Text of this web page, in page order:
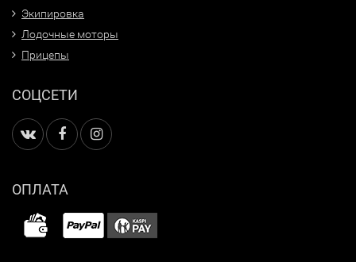
Экипировка
Лодочные моторы
Прицепы
СОЦСЕТИ
ОПЛАТА